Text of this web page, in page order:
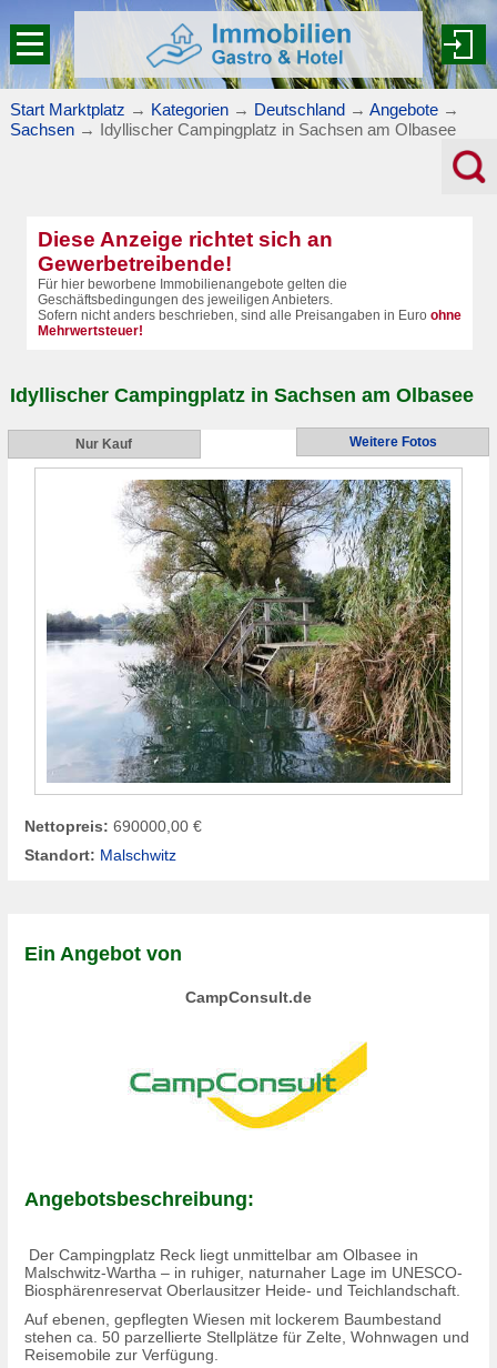
Start Marktplatz → Kategorien → Deutschland → Angebote →
Sachsen → Idyllischer Campingplatz in Sachsen am Olbasee
Diese Anzeige richtet sich an
Gewerbetreibende!
Für hier beworbene Immobilienangebote gelten die
Geschäftsbedingungen des jeweiligen Anbieters.
Sofern nicht anders beschrieben, sind alle Preisangaben in Euro ohne
Mehrwertsteuer!
Idyllischer Campingplatz in Sachsen am Olbasee
Nur Kauf Weitere Fotos
Nettopreis: 690000,00 €
Standort: Malschwitz
Ein Angebot von
CampConsult.de
Angebotsbeschreibung:
Der Campingplatz Reck liegt unmittelbar am Olbasee in
Malschwitz-Wartha – in ruhiger, naturnaher Lage im UNESCO-
Biosphärenreservat Oberlausitzer Heide- und Teichlandschaft.
Auf ebenen, gepflegten Wiesen mit lockerem Baumbestand
stehen ca. 50 parzellierte Stellplätze für Zelte, Wohnwagen und
Reisemobile zur Verfügung.